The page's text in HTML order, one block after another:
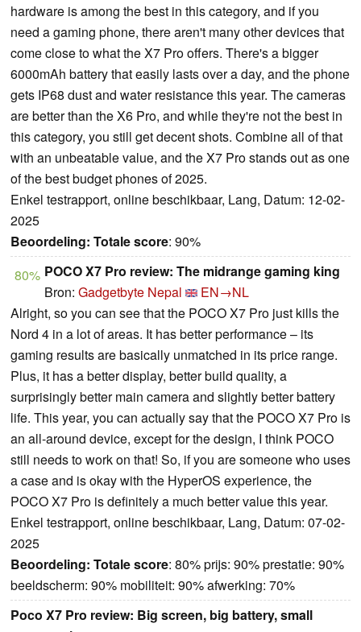
hardware is among the best in this category, and if you
need a gaming phone, there aren't many other devices that
come close to what the X7 Pro offers. There's a bigger
6000mAh battery that easily lasts over a day, and the phone
gets IP68 dust and water resistance this year. The cameras
are better than the X6 Pro, and while they're not the best in
this category, you still get decent shots. Combine all of that
with an unbeatable value, and the X7 Pro stands out as one
of the best budget phones of 2025.
Enkel testrapport, online beschikbaar, Lang, Datum: 12-02-
2025
Beoordeling: Totale score: 90%
80% POCO X7 Pro review: The midrange gaming king
Bron: Gadgetbyte Nepal
EN→NL
Alright, so you can see that the POCO X7 Pro just kills the
Nord 4 in a lot of areas. It has better performance – its
gaming results are basically unmatched in its price range.
Plus, it has a better display, better build quality, a
surprisingly better main camera and slightly better battery
life. This year, you can actually say that the POCO X7 Pro is
an all-around device, except for the design, I think POCO
still needs to work on that! So, if you are someone who uses
a case and is okay with the HyperOS experience, the
POCO X7 Pro is definitely a much better value this year.
Enkel testrapport, online beschikbaar, Lang, Datum: 07-02-
2025
Beoordeling: Totale score: 80% prijs: 90% prestatie: 90%
beeldscherm: 90% mobiliteit: 90% afwerking: 70%
Poco X7 Pro review: Big screen, big battery, small